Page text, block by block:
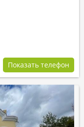
Показать телефон